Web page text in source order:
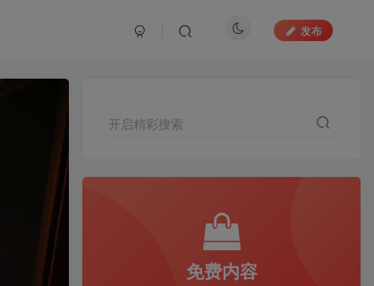
发布
开启精彩搜索
免费内容